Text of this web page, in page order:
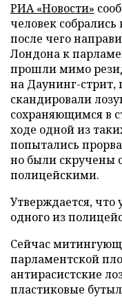
РИА «Новости»
человек
после чего
Лондона к
прошли мимо
на Даунинг-стрит,
скандировали
сохраняющимся в
ходе одной из
попытались
но были скручены
полицейскими.
Утверждается,
одного из
Сейчас
парламентской
антирасистские
пластиковые